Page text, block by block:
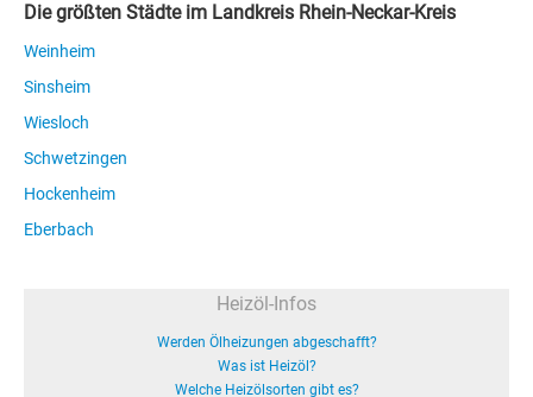
Die größten Städte im Landkreis Rhein-Neckar-Kreis
Weinheim
Sinsheim
Wiesloch
Schwetzingen
Hockenheim
Eberbach
Heizöl-Infos
Werden Ölheizungen abgeschafft?
Was ist Heizöl?
Welche Heizölsorten gibt es?